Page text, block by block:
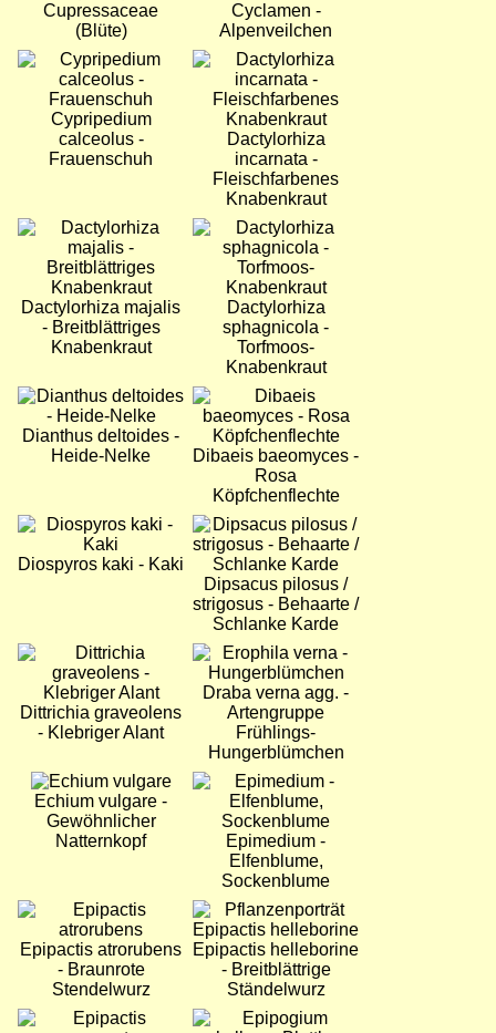
Cupressaceae
(Blüte)
Cyclamen -
Alpenveilchen
Bild
Cypripedium
calceolus -
Frauenschuh
Bild
Dactylorhiza
incarnata -
Fleischfarbenes
Knabenkraut
Bild
Dactylorhiza majalis
- Breitblättriges
Knabenkraut
Bild
Dactylorhiza
sphagnicola -
Torfmoos-
Knabenkraut
Bild
Dianthus deltoides -
Heide-Nelke
Bild
Dibaeis baeomyces -
Rosa
Köpfchenflechte
Bild
Diospyros kaki - Kaki
Bild
Dipsacus pilosus /
strigosus - Behaarte /
Schlanke Karde
Bild
Dittrichia graveolens
- Klebriger Alant
Bild
Draba verna agg. -
Artengruppe
Frühlings-
Hungerblümchen
Bild
Echium vulgare -
Gewöhnlicher
Natternkopf
Bild
Epimedium -
Elfenblume,
Sockenblume
Bild
Epipactis atrorubens
- Braunrote
Stendelwurz
Bild
Epipactis helleborine
- Breitblättrige
Ständelwurz
Bild
Bild